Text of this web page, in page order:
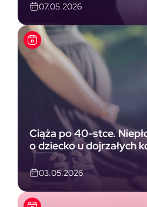
07.05.2026
Ciąża po 40-stce.
o dziecko u dojrzałych
03.05.2026